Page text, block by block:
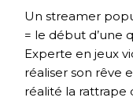
Un streamer
= le début d’une
Experte en jeux
réaliser son rêve
réalité la rattrape